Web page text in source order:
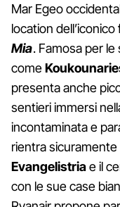
Mar Egeo
location
Mia. Famosa per
come
presenta anche
sentieri immersi
incontaminata e
rientra sicuramente
Evangelistriae il
con le sue case